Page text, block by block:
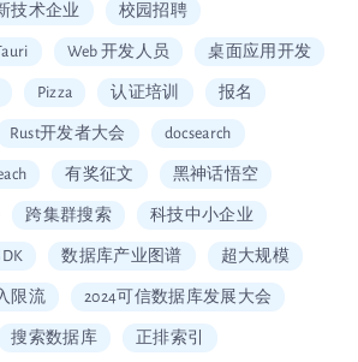
技术企业 校园招聘
Web 开发人员 桌面应用开发
Pizza 认证培训 报名
Rust开发者大会 docsearch
有奖征文 黑神话悟空
跨集群搜索 科技中小企业
数据库产业图谱 超大规模
限流 2024可信数据库发展大会
搜索数据库 正排索引